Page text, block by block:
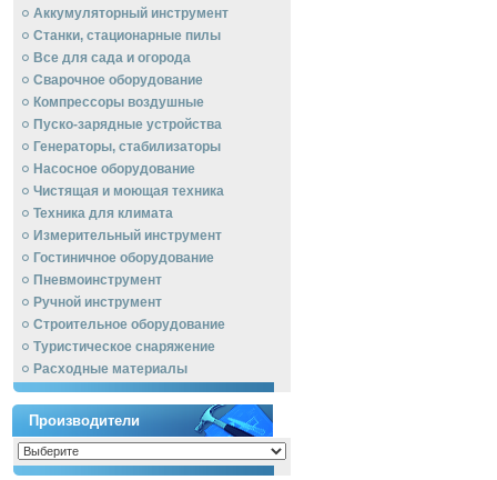
Аккумуляторный инструмент
Станки, стационарные пилы
Все для сада и огорода
Сварочное оборудование
Компрессоры воздушные
Пуско-зарядные устройства
Генераторы, стабилизаторы
Насосное оборудование
Чистящая и моющая техника
Техника для климата
Измерительный инструмент
Гостиничное оборудование
Пневмоинструмент
Ручной инcтрумент
Строительное оборудование
Туристическое снаряжение
Расходные материалы
Производители